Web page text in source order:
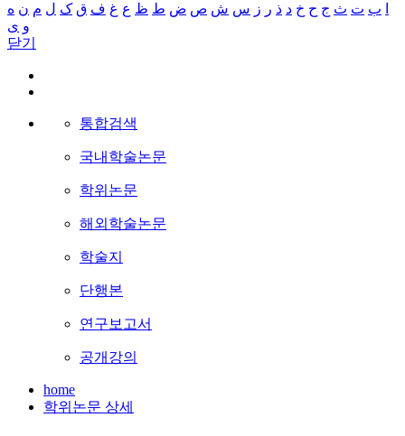
ب ت ث ج ح خ د ذ ر ز س ش ص ض ط ظ ع غ ف ق ک ل م ن ه
و ی
닫기
통합검색
국내학술논문
학위논문
해외학술논문
학술지
단행본
연구보고서
공개강의
home
학위논문 상세